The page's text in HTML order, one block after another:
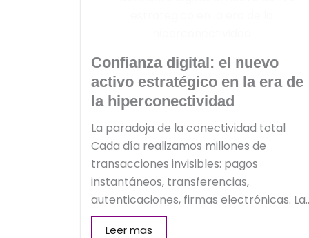
Confianza digital: el nuevo
activo estratégico en la era de
la hiperconectividad
La paradoja de la conectividad total
Cada día realizamos millones de
transacciones invisibles: pagos
instantáneos, transferencias,
autenticaciones, firmas electrónicas.
Leer mas